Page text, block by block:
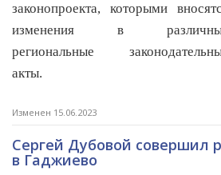
законопроекта, которыми
изменения в
региональные
акты.
Изменен 15.06.2023
Сергей Дубовой совершил
в Гаджиево